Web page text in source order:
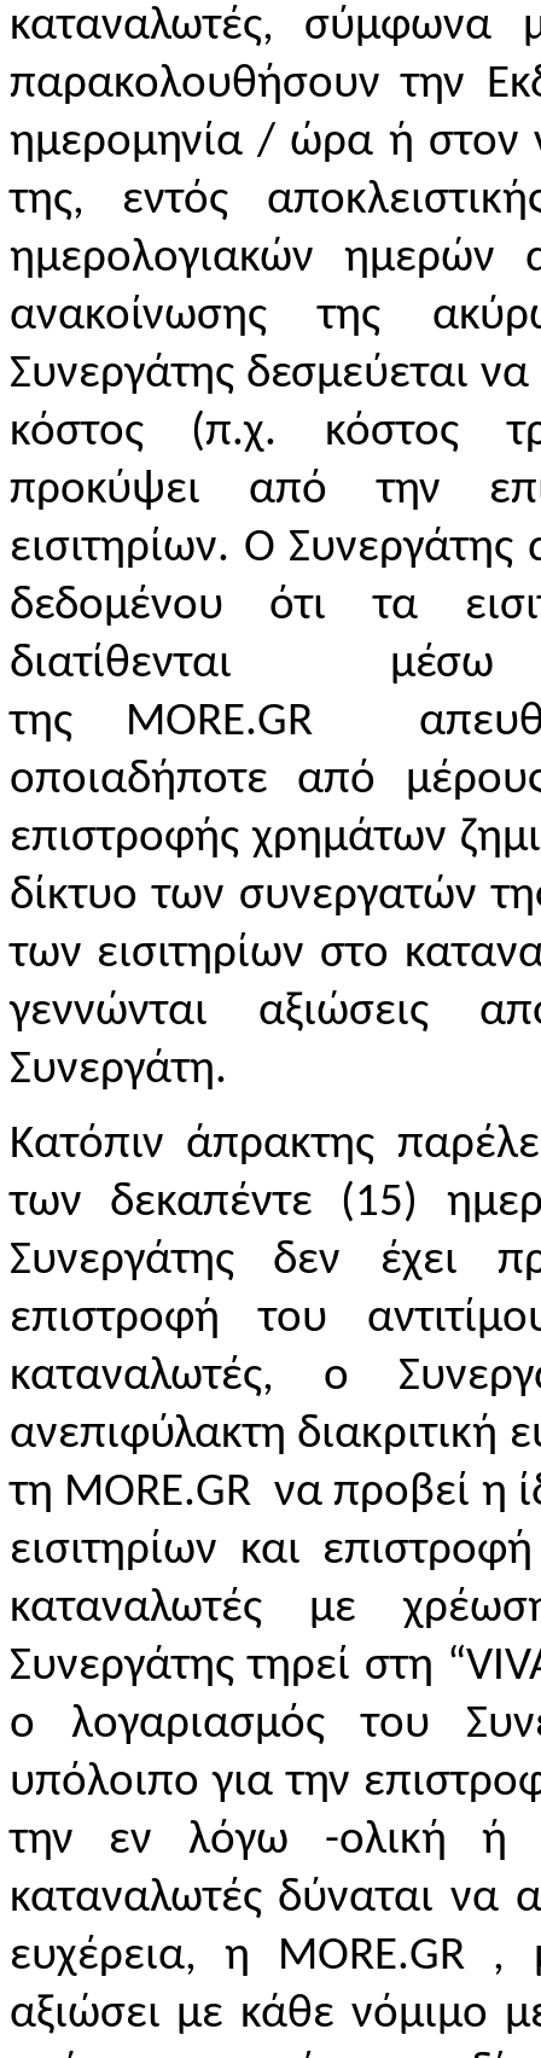
καταναλωτές, σύμφωνα
παρακολουθήσουν την
ημερομηνία / ώρα ή στον
της, εντός
ημερολογιακών ημερών
ανακοίνωσης της
Συνεργάτης δεσμεύεται
κόστος (π.χ. κόστος
προκύψει από την
εισιτηρίων. Ο Συνεργάτης
δεδομένου ότι τα
διατίθενται
της MORE.GR
οποιαδήποτε από
επιστροφής χρημάτων
δίκτυο των συνεργατών
των εισιτηρίων στο
γεννώνται αξιώσεις
Συνεργάτη.
Κατόπιν άπρακτης
των δεκαπέντε (15)
Συνεργάτης δεν έχει
επιστροφή του
καταναλωτές, ο
ανεπιφύλακτη διακριτική
τη MORE.GR να προβεί η
εισιτηρίων και
καταναλωτές με
Συνεργάτης τηρεί στη
ο λογαριασμός του
υπόλοιπο για την
την εν λόγω -ολική ή
καταναλωτές δύναται να
ευχέρεια, η MORE.GR ,
αξιώσει με κάθε νόμιμο